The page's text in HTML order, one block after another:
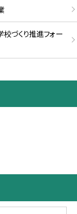
づくり推進フォー